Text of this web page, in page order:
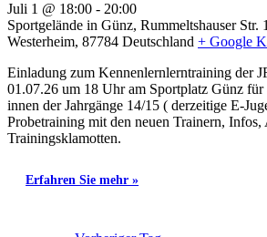
Juli 1 @ 18:00 - 20:00
Sportgelände in Günz, Rummeltshauser Str.
Westerheim, 87784 Deutschland + Google
Einladung zum Kennenlernlerntraining der
01.07.26 um 18 Uhr am Sportplatz Günz für
innen der Jahrgänge 14/15 ( derzeitige E-
Probetraining mit den neuen Trainern, Infos,
Trainingsklamotten.
Erfahren Sie mehr »